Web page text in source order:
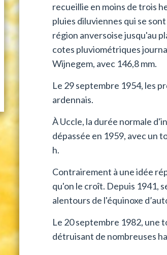
recueillie en moins de trois
pluies diluviennes qui se
région anversoise jusqu'au
cotes pluviométriques
Wijnegem, avec 146,8 mm.
Le 29 septembre 1954, les
ardennais.
À Uccle, la durée normale
dépassée en 1959, avec un
h.
Contrairement à une idée
qu'on le croît. Depuis 1941,
alentours de l'équinoxe
Le 20 septembre 1982, une
détruisant de nombreuses